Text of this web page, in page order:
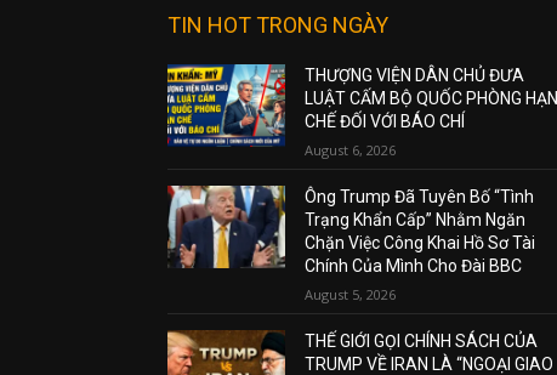
TIN HOT TRONG NGÀY
THƯỢNG VIỆN DÂN CHỦ ĐƯA
LUẬT CẤM BỘ QUỐC PHÒNG HẠN
CHẾ ĐỐI VỚI BÁO CHÍ
August 6, 2026
Ông Trump Đã Tuyên Bố “Tình
Trạng Khẩn Cấp” Nhằm Ngăn
Chặn Việc Công Khai Hồ Sơ Tài
Chính Của Mình Cho Đài BBC
August 5, 2026
THẾ GIỚI GỌI CHÍNH SÁCH CỦA
TRUMP VỀ IRAN LÀ “NGOẠI GIAO